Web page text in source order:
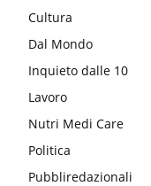
Cultura
Dal Mondo
Inquieto dalle 10
Lavoro
Nutri Medi Care
Politica
Pubbliredazionali